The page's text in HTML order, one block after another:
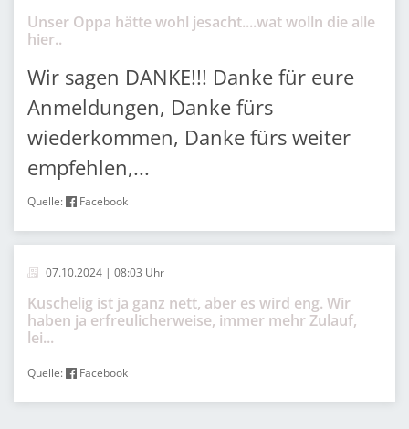
Unser Oppa hätte wohl jesacht....wat wolln die alle
hier..
Wir sagen DANKE!!! Danke für eure
Anmeldungen, Danke fürs
wiederkommen, Danke fürs weiter
empfehlen,...
Quelle: Facebook
07.10.2024 | 08:03 Uhr
Kuschelig ist ja ganz nett, aber es wird eng. Wir
haben ja erfreulicherweise, immer mehr Zulauf,
lei...
Quelle: Facebook